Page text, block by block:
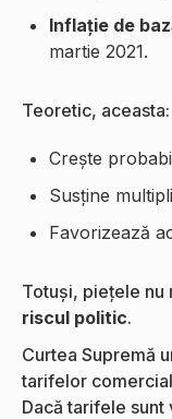
Inflație de
martie 2021.
Teoretic, aceasta:
Crește
Susține
Favorizează
Totuși, piețele nu
riscul politic.
Curtea Supremă
tarifelor
Dacă tarifele sunt